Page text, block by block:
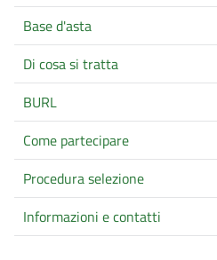
Base d'asta
Di cosa si tratta
BURL
Come partecipare
Procedura selezione
Informazioni e contatti